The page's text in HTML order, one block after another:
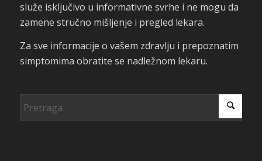
služe isključivo u informativne svrhe i ne mogu da
zamene stručno mišljenje i pregled lekara.
Za sve informacije o vašem zdravlju i prepoznatim
simptomima obratite se nadležnom lekaru.